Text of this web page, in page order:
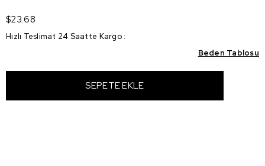
$23.68
Hızlı Teslimat 24 Saatte Kargo :
Beden Tablosu